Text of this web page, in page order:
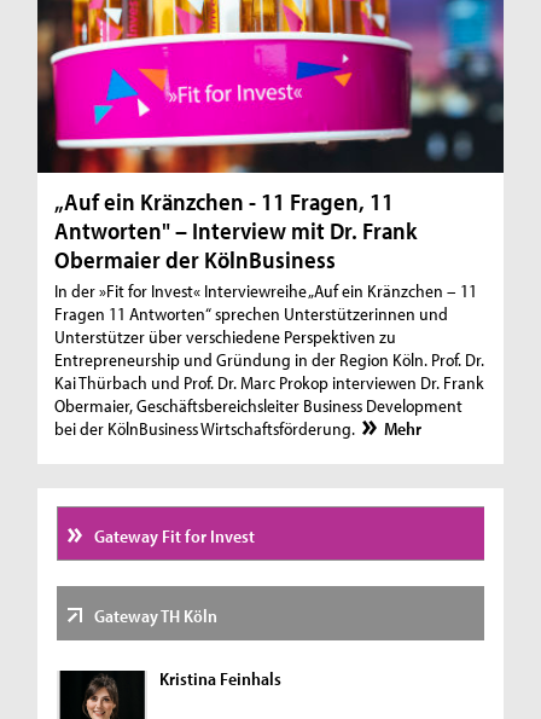
„Auf ein Kränzchen - 11 Fragen, 11
Antworten" – Interview mit Dr. Frank
Obermaier der KölnBusiness
In der »Fit for Invest« Interviewreihe „Auf ein Kränzchen – 11
Fragen 11 Antworten“ sprechen Unterstützerinnen und
Unterstützer über verschiedene Perspektiven zu
Entrepreneurship und Gründung in der Region Köln. Prof. Dr.
Kai Thürbach und Prof. Dr. Marc Prokop interviewen Dr. Frank
Obermaier, Geschäftsbereichsleiter Business Development
bei der KölnBusiness Wirtschaftsförderung.
Mehr
Gateway Fit for Invest
Gateway TH Köln
Kristina Feinhals